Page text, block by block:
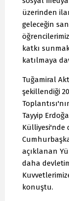
üzerinden
geleceğin
katkı
katılmaya
Tuğamiral
şekillendiği
Tayyip
Külliyesi'nde
açıklanan
daha
konuştu.